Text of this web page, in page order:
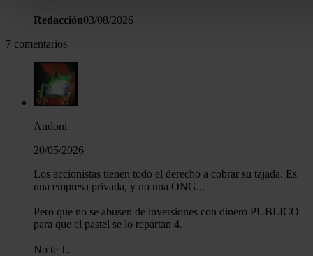
personales y establezca sus preferencias en la
Las cookies de este sitio web se usan para personalizar el
y los anuncios, ofrecer funciones de redes sociales y
análisis web, quienes pueden combinarla con otra
haya proporcionado o que hayan recopilado a partir del uso
hecho de sus servicios.
Redacción03/08/2026
7 comentarios
Andoni
20/05/2026
Los accionistas tienen todo el derecho a cobrar su tajada. Es
una empresa privada, y no una ONG...
Pero que no se abusen de inversiones con dinero PUBLICO
para que el pastel se lo repartan 4.
No te J..